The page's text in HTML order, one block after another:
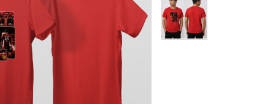
پولوشرت آستین بلند